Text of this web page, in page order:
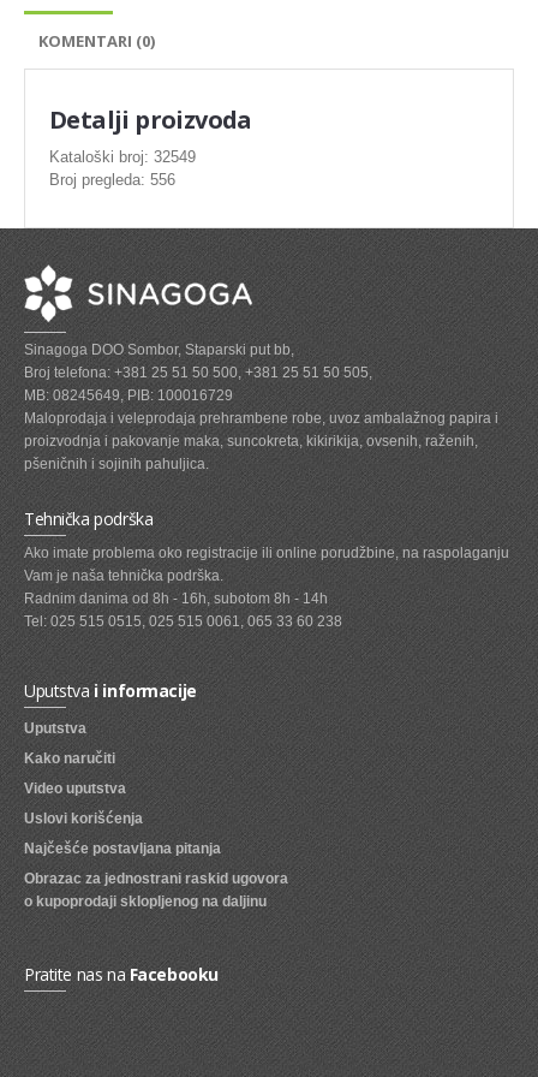
SVEZE MESO - PILETINA
ZAMRZNUTA RIBA
ZAMRZNUTO MESO PILETINA
PASTETE I MESNI NARESCI
TUNJEVINE I KONZERVE
GOTOVA JELA
SIROVINA ZA GASTRO
GASTRO
KISELISI
KECAP, SENF, REN, PARADAJZ,SOS
KOMPOTI
SVEZE VOCE
SVEZE POVRCE
DZEMOVI, MARMALADE I MED
BOMBONI
ZVAKE
LIZALICE
COKOLADE
KREMOVI
BOMBONJERE I PRALINE
MALE COKOLADE I BAROVI
KEKSOVI
KEKS STRUDLE
KOMENTARI (0)
Detalji proizvoda
Kataloški broj: 32549
Broj pregleda: 556
Sinagoga DOO Sombor, Staparski put bb,
Broj telefona: +381 25 51 50 500, +381 25 51 50 505,
MB: 08245649, PIB: 100016729
Maloprodaja i veleprodaja prehrambene robe, uvoz ambalažnog papira i
proizvodnja i pakovanje maka, suncokreta, kikirikija, ovsenih, raženih,
pšeničnih i sojinih pahuljica.
Tehnička podrška
Ako imate problema oko registracije ili online porudžbine, na raspolaganju
Vam je naša tehnička podrška.
Radnim danima od 8h - 16h, subotom 8h - 14h
Tel: 025 515 0515, 025 515 0061, 065 33 60 238
Uputstvai informacije
Uputstva
Kako naručiti
Video uputstva
Uslovi korišćenja
Najčešće postavljana pitanja
Obrazac za jednostrani raskid ugovora
o kupoprodaji sklopljenog na daljinu
Pratite nas na Facebooku